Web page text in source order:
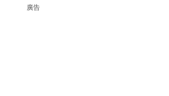
廣告